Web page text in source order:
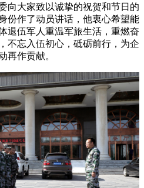
向大家致以诚挚的祝贺和节日的
份作了动员讲话，他衷心希望能
退伍军人重温军旅生活，重燃奋
不忘入伍初心，砥砺前行，为企
再作贡献。